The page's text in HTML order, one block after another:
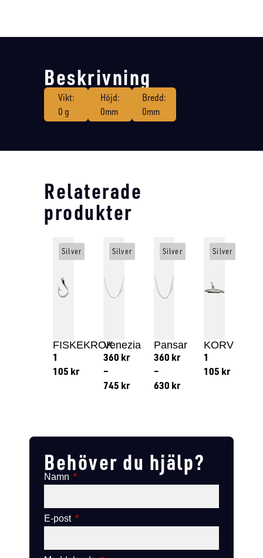
Beskrivning
Vikt:
0 g
Höjd:
0mm
Bredd:
0mm
Relaterade
produkter
FISKEKROK
1
105 kr
Silver
Venezia
360 kr
–
745 kr
Silver
Pansar
360 kr
–
630 kr
Silver
KORV
1
105 kr
Silver
Behöver du hjälp?
Namn
E-post